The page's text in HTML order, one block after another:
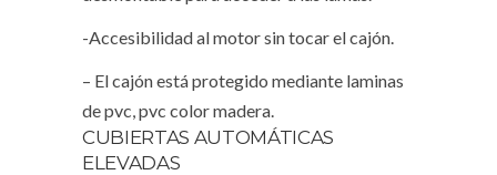
-Accesibilidad al motor sin tocar el cajón.
– El cajón está protegido mediante laminas
de pvc, pvc color madera.
CUBIERTAS AUTOMÁTICAS
ELEVADAS